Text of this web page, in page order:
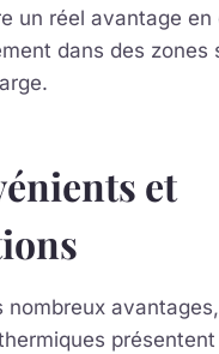
un réel avantage en
dans des zones
et
nombreux
présentent